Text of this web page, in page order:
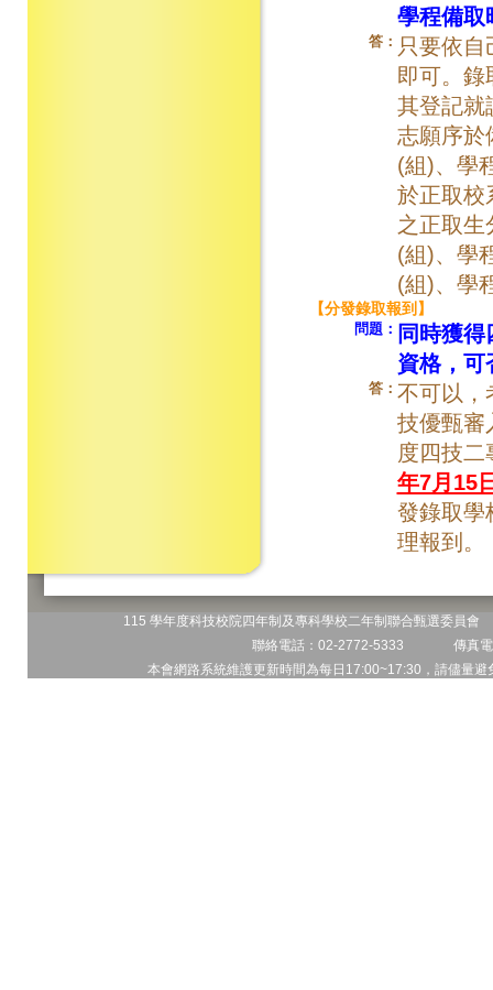
學程備取
答： 只要依
即可。錄
其登記就
志願序於
(組)、學
於正取校
之正取
(組)、學
(組)、學
【分發錄取報到】
問題： 同時獲
資格，可
答： 不可以，
技優甄審
度四技二
年7月15
發錄取學
理報到。
115 學年度科技校院四年制及專科學校二年制聯合甄選委員
聯絡電話：02-2772-5333 傳真
本會網路系統維護更新時間為每日17:00~17:30，請儘量